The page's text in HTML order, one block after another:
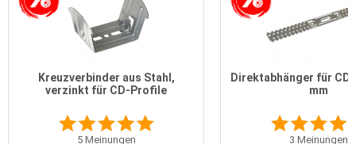
Kreuzverbinder aus Stahl,
verzinkt für CD-Profile
5Meinungen
Direktabhänger für
mm
3 Meinungen